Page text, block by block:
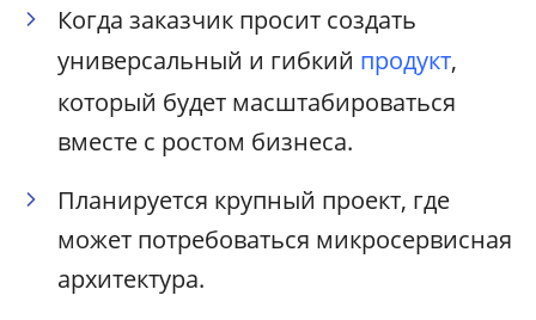
Когда заказчик просит создать
универсальный и гибкий продукт,
который будет масштабироваться
вместе с ростом бизнеса.
Планируется крупный проект, где
может потребоваться микросервисная
архитектура.